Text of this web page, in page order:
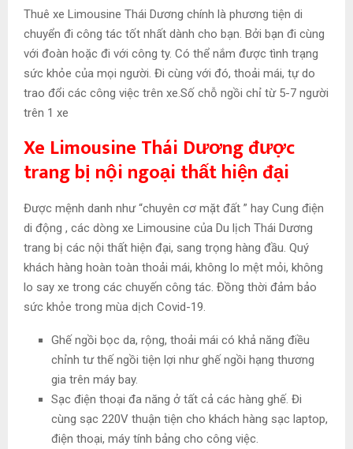
Thuê xe Limousine Thái Dương chính là phương tiện di
chuyển đi công tác tốt nhất dành cho bạn. Bởi bạn đi cùng
với đoàn hoặc đi với công ty. Có thể nắm được tình trạng
sức khỏe của mọi người. Đi cùng với đó, thoải mái, tự do
trao đổi các công việc trên xe.Số chỗ ngồi chỉ từ 5-7 người
trên 1 xe
Xe Limousine Thái Dương được
trang bị nội ngoại thất hiện đại
Được mệnh danh như “chuyên cơ mặt đất ” hay Cung điện
di động , các dòng xe Limousine của Du lịch Thái Dương
trang bị các nội thất hiện đại, sang trọng hàng đầu. Quý
khách hàng hoàn toàn thoải mái, không lo mệt mỏi, không
lo say xe trong các chuyến công tác. Đồng thời đảm bảo
sức khỏe trong mùa dịch Covid-19.
Ghế ngồi bọc da, rộng, thoải mái có khả năng điều
chỉnh tư thế ngồi tiện lợi như ghế ngồi hạng thương
gia trên máy bay.
Sạc điện thoại đa năng ở tất cả các hàng ghế. Đi
cùng sạc 220V thuận tiện cho khách hàng sạc laptop,
điện thoại, máy tính bảng cho công việc.